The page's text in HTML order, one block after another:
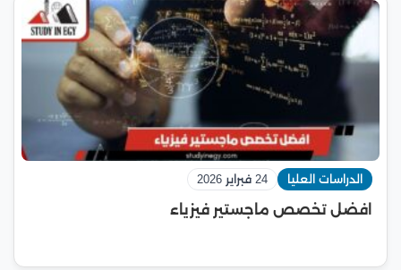
الدراسات العليا 24 فبراير 2026
افضل تخصص ماجستير فيزياء